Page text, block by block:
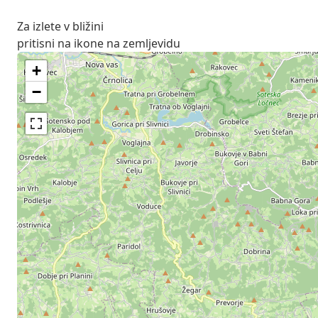
Za izlete v bližini
pritisni na ikone na zemljevidu
+
−